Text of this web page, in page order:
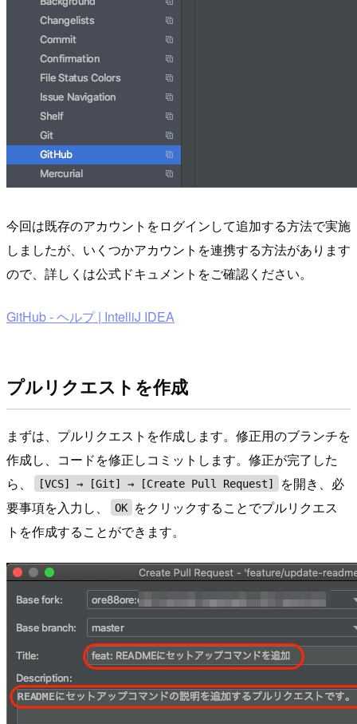
今回は既存のアカウントをログインして追加する方法で実施
しましたが、いくつかアカウントを連携する方法があります
ので、詳しくは公式ドキュメントをご確認ください。
GitHub - ヘルプ | IntelliJ IDEA
プルリクエストを作成
まずは、プルリクエストを作成します。修正用のブランチを
作成し、コードを修正しコミットします。修正が完了した
ら、
[VCS] → [Git] → [Create Pull Request]
を開き、必
要事項を入力し、
OK
をクリックすることでプルリクエス
トを作成することができます。